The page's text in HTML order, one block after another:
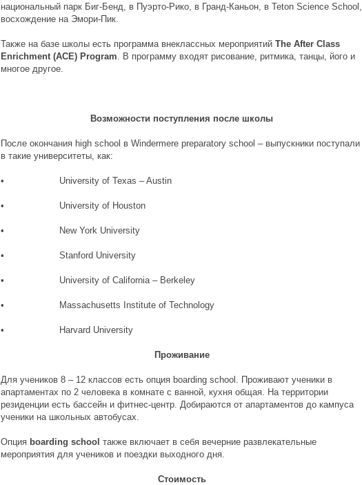
национальный парк Биг-Бенд, в Пуэрто-Рико, в Гранд-Каньон, в Teton Science School,
восхождение на Эмори-Пик.
Также на базе школы есть программа внеклассных мероприятий The After Class
Enrichment (ACE) Program. В программу входят рисование, ритмика, танцы, його и
многое другое.
Возможности поступления после школы
После окончания high school в Windermere preparatory school – выпускники поступали
в такие университеты, как:
• University of Texas – Austin
• University of Houston
• New York University
• Stanford University
• University of California – Berkeley
• Massachusetts Institute of Technology
• Harvard University
Проживание
Для учеников 8 – 12 классов есть опция boarding school. Проживают ученики в
апартаментах по 2 человека в комнате с ванной, кухня общая. На территории
резиденции есть бассейн и фитнес-центр. Добираются от апартаментов до кампуса
ученики на школьных автобусах.
Опция boarding school также включает в себя вечерние развлекательные
мероприятия для учеников и поездки выходного дня.
Стоимость